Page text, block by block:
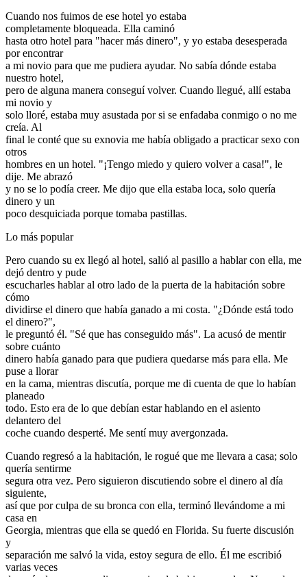
Cuando nos fuimos de ese hotel yo estaba
completamente bloqueada. Ella caminó
hasta otro hotel para "hacer más dinero", y yo estaba desesperada
por encontrar
a mi novio para que me pudiera ayudar. No sabía dónde estaba
nuestro hotel,
pero de alguna manera conseguí volver. Cuando llegué, allí estaba
mi novio y
solo lloré, estaba muy asustada por si se enfadaba conmigo o no me
creía. Al
final le conté que su exnovia me había obligado a practicar sexo con
otros
hombres en un hotel. "¡Tengo miedo y quiero volver a casa!", le
dije. Me abrazó
y no se lo podía creer. Me dijo que ella estaba loca, solo quería
dinero y un
poco desquiciada porque tomaba pastillas.
Lo más popular
Pero cuando su ex llegó al hotel, salió al pasillo a hablar con ella, me
dejó dentro y pude
escucharles hablar al otro lado de la puerta de la habitación sobre
cómo
dividirse el dinero que había ganado a mi costa. "¿Dónde está todo
el dinero?",
le preguntó él. "Sé que has conseguido más". La acusó de mentir
sobre cuánto
dinero había ganado para que pudiera quedarse más para ella. Me
puse a llorar
en la cama, mientras discutía, porque me di cuenta de que lo habían
planeado
todo. Esto era de lo que debían estar hablando en el asiento
delantero del
coche cuando desperté. Me sentí muy avergonzada.
Cuando regresó a la habitación, le rogué que me llevara a casa; solo
quería sentirme
segura otra vez. Pero siguieron discutiendo sobre el dinero al día
siguiente,
así que por culpa de su bronca con ella, terminó llevándome a mi
casa en
Georgia, mientras que ella se quedó en Florida. Su fuerte discusión
y
separación me salvó la vida, estoy segura de ello. Él me escribió
varias veces